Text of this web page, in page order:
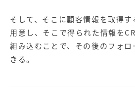
【塾・個別塾業界向け】新規
集客Web広告パッケージ
サ
ジ
商圏ねらいうちパッケージ 求
そして、そこに顧客情報を取得
用意し、そこで得られた情報を
組み込むことで、その後のフォ
きる。